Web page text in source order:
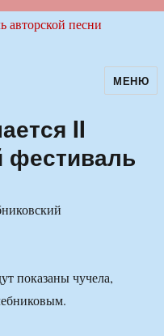
авторскойМЕНЮ
II
фестиваль
показаны чучела,